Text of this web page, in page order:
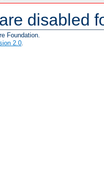
disabled
Foundation.
2.0.